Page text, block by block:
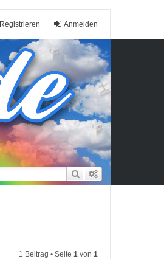
Anmelden
Registrieren
Suche
1 Beitrag • Seite 1 von 1